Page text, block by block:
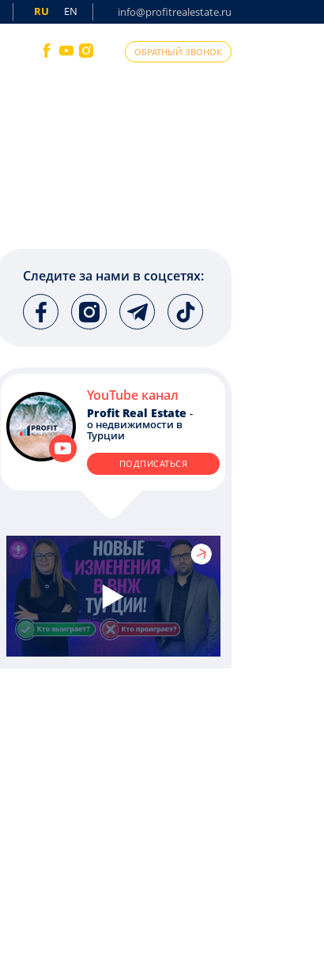
RU EN info@profitrealestate.ru
ОБРАТНЫЙ ЗВОНОК
Следите за нами в соцсетях:
YouTube канал
Profit Real Estate -
о недвижимости в
Турции
ПОДПИСАТЬСЯ